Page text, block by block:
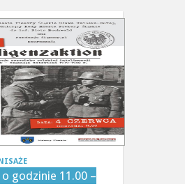
godzinie 11.00 –